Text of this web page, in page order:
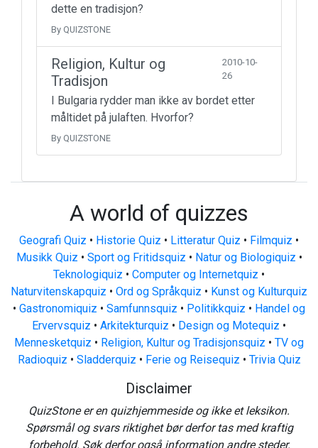
dette en tradisjon?
By QUIZSTONE
Religion, Kultur og
Tradisjon
2010-10-
26
I Bulgaria rydder man ikke av bordet etter
måltidet på julaften. Hvorfor?
By QUIZSTONE
A world of quizzes
Geografi Quiz • Historie Quiz • Litteratur Quiz • Filmquiz •
Musikk Quiz • Sport og Fritidsquiz • Natur og Biologiquiz •
Teknologiquiz • Computer og Internetquiz •
Naturvitenskapquiz • Ord og Språkquiz • Kunst og Kulturquiz
• Gastronomiquiz • Samfunnsquiz • Politikkquiz • Handel og
Ervervsquiz • Arkitekturquiz • Design og Motequiz •
Mennesketquiz • Religion, Kultur og Tradisjonsquiz • TV og
Radioquiz • Sladderquiz • Ferie og Reisequiz • Trivia Quiz
Disclaimer
QuizStone er en quizhjemmeside og ikke et leksikon.
Spørsmål og svars riktighet bør derfor tas med kraftig
forbehold. Søk derfor også information andre steder.